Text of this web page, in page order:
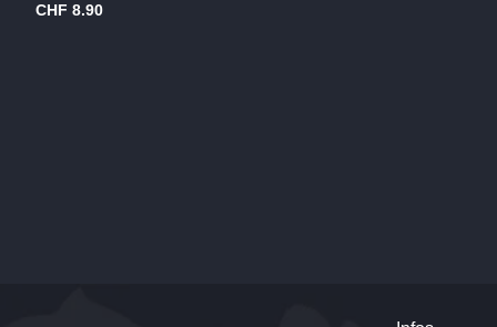
Regulärer
CHF 8.90